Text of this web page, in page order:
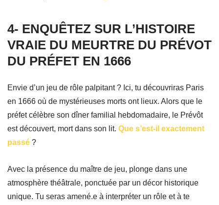
4- ENQUÊTEZ SUR L’HISTOIRE
VRAIE DU MEURTRE DU PRÉVOT
DU PRÉFET EN 1666
Envie d’un jeu de rôle palpitant ? Ici, tu découvriras Paris
en 1666 où de mystérieuses morts ont lieux. Alors que le
préfet célèbre son dîner familial hebdomadaire, le Prévôt
est découvert, mort dans son lit. Que s’est-il exactement
passé ?
Avec la présence du maître de jeu, plonge dans une
atmosphère théâtrale, ponctuée par un décor historique
unique. Tu seras amené.e à interpréter un rôle et à te